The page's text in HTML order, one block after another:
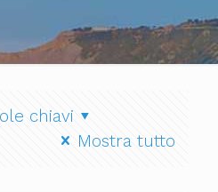
chiavi
Mostra tutto